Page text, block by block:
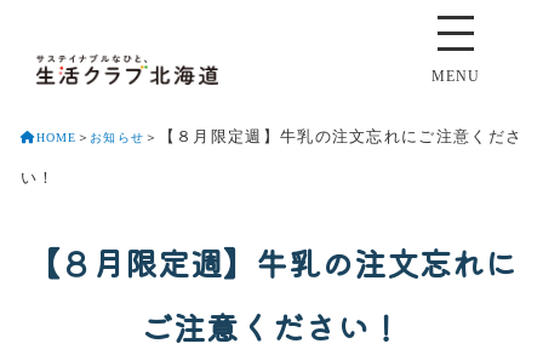
MENU
HOME ＞ お知らせ ＞ 【８月限定週】牛乳の注文忘れにご注意くださ
い！
【８月限定週】牛乳の注文忘れに
ご注意ください！